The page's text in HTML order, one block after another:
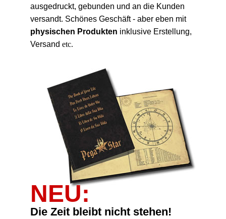
ausgedruckt, gebunden und an die Kunden
versandt. Schönes Geschäft - aber eben mit
physischen Produkten inklusive Erstellung,
Versand etc.
NEU:
Die Zeit bleibt nicht stehen!